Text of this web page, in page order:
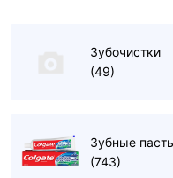
Зубочистки
(49)
Зубные
(743)